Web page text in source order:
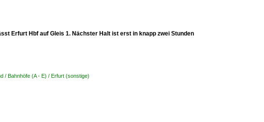
Erfurt Hbf auf Gleis 1. Nächster Halt ist erst in knapp zwei Stunden
/ Bahnhöfe (A - E) / Erfurt (sonstige)